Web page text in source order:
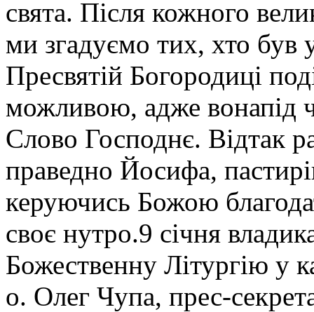
свята. Після кожного
ми згадуємо тих, хто був
Пресвятій Богородиці
можливою, адже вонапід
Слово Господнє. Відтак
праведно Йосифа,
керуючись Божою
своє нутро.9 січня
Божественну Літургію у
о. Олег Чупа, прес-